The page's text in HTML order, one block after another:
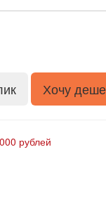
Хочу
рублей